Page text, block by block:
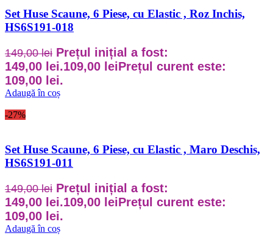
Set Huse Scaune, 6 Piese, cu Elastic , Roz Inchis,
HS6S191-018
149,00lei Prețul inițial a fost:
149,00 lei.109,00 leiPrețul curent este:
109,00 lei.
Adaugă în coș
-27%
Set Huse Scaune, 6 Piese, cu Elastic , Maro Deschis,
HS6S191-011
149,00lei Prețul inițial a fost:
149,00 lei.109,00 leiPrețul curent este:
109,00 lei.
Adaugă în coș